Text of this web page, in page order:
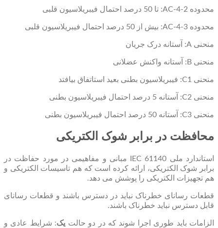
محدوده AC-4-2: تا 50 درصد احتمال فیبریلاسیون قلبی
محدوده AC-4-3: بیش از 50 درصد احتمال فیبریلاسیون قلبی
منحنی A: آستانه درک جریان
منحنی B: آستانه واکنش عضلانی
منحنی C1: فیبریلاسیون بطنی بعید استاتفاق بیافتد
منحنی C2: آستانه 5 درصد احتمال فیبریلاسیون بطنی
منحنی C3: آستانه 50 درصد احتمال فیبریلاسیون بطنی
محافظت در برابر شوک الکتریکی
استاندارد ملی IEC 61140 مبانی و مفاهیمی در مورد حفاظت در
برابر شوک الکتریکی، ارائه کرده است که هم تاسیسات الکتریکی و
هم تجهیزات الکتریکی را پوشش می دهد.
قطعات رسانای خطرناک نباید در دسترس باشند و قطعات رسانای
قابل دسترس نباید خطرناک باشند.
الزامات باید طوری اجرا شوند که در دو حالت یک: شرایط عادی و